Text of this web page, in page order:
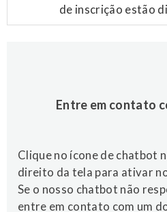
de inscrição estão
Entre em contato
Clique no ícone de chatbot
direito da tela para ativar
Se o nosso chatbot não
entre em contato com um